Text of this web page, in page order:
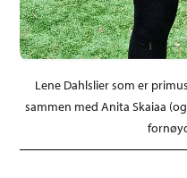
Lene Dahlslier som er
sammen med Anita Skaiaa